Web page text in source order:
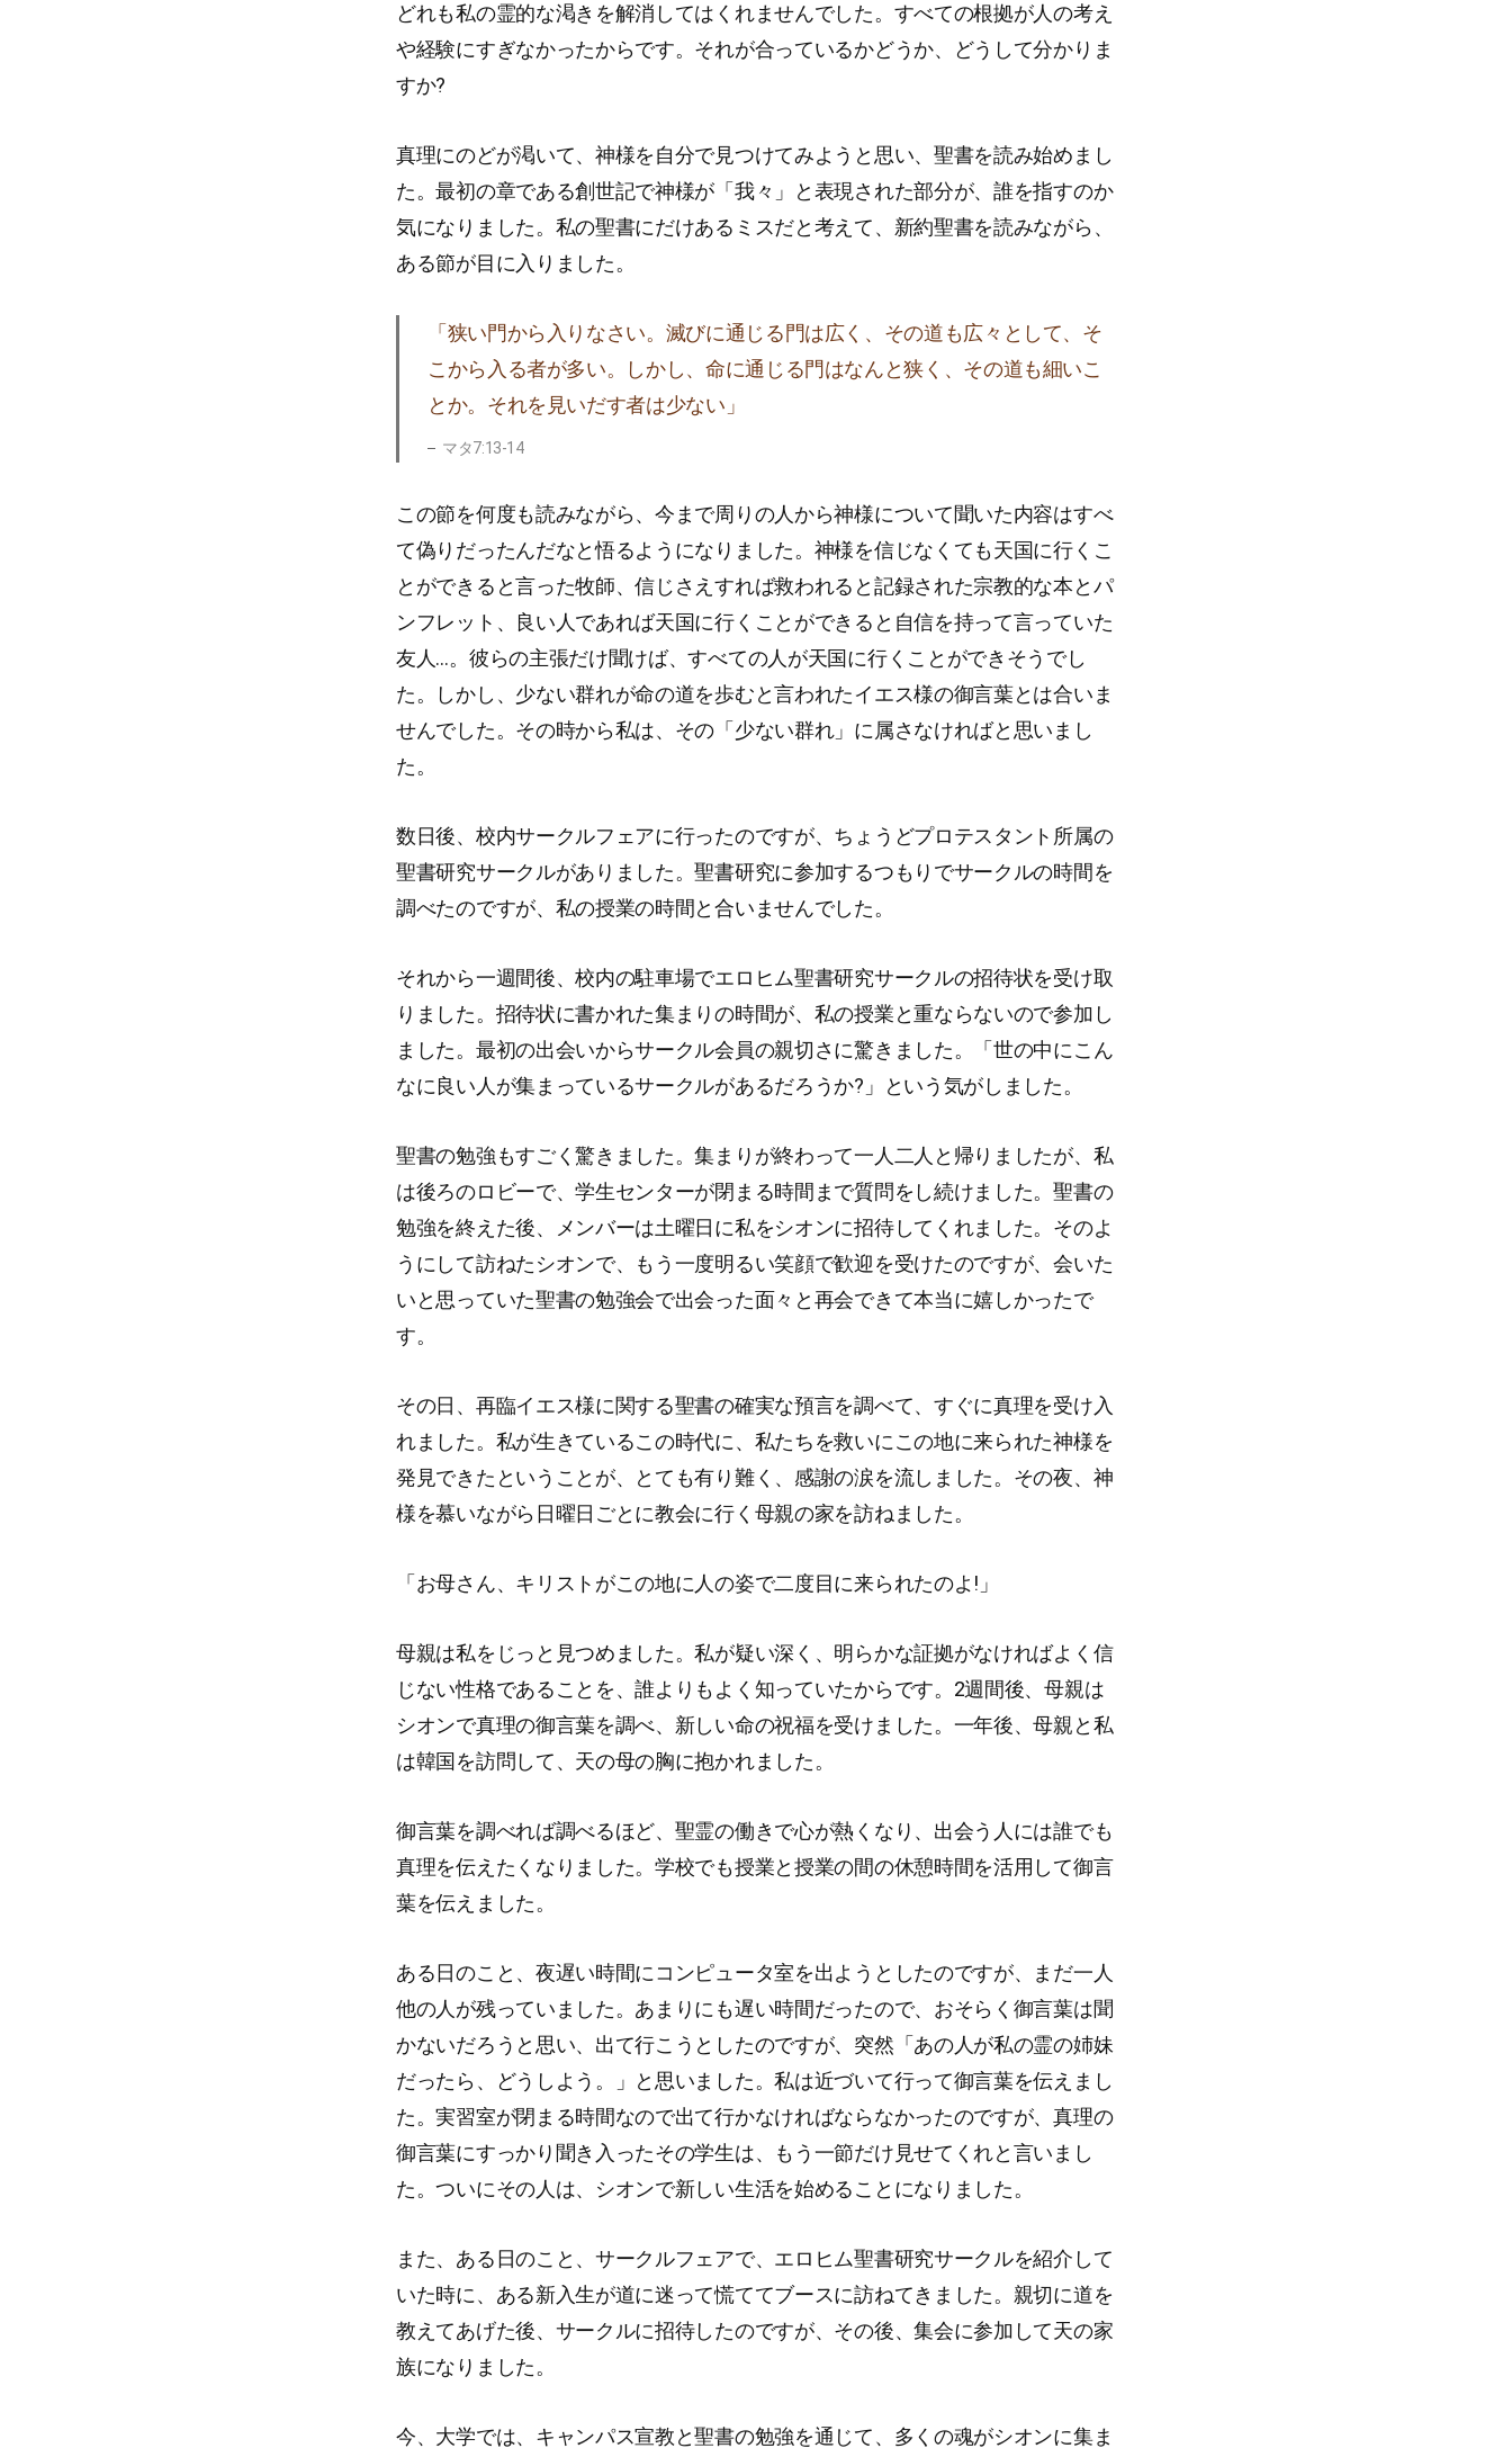
どれも私の霊的な渇きを解消してはくれませんでした。すべての根拠が人の考え
や経験にすぎなかったからです。それが合っているかどうか、どうして分かりま
すか?
真理にのどが渇いて、神様を自分で見つけてみようと思い、聖書を読み始めまし
た。最初の章である創世記で神様が「我々」と表現された部分が、誰を指すのか
気になりました。私の聖書にだけあるミスだと考えて、新約聖書を読みながら、
ある節が目に入りました。
「狭い門から入りなさい。滅びに通じる門は広く、その道も広々として、そ
こから入る者が多い。しかし、命に通じる門はなんと狭く、その道も細いこ
とか。それを見いだす者は少ない」
マタ7:13-14
この節を何度も読みながら、今まで周りの人から神様について聞いた内容はすべ
て偽りだったんだなと悟るようになりました。神様を信じなくても天国に行くこ
とができると言った牧師、信じさえすれば救われると記録された宗教的な本とパ
ンフレット、良い人であれば天国に行くことができると自信を持って言っていた
友人…。彼らの主張だけ聞けば、すべての人が天国に行くことができそうでし
た。しかし、少ない群れが命の道を歩むと言われたイエス様の御言葉とは合いま
せんでした。その時から私は、その「少ない群れ」に属さなければと思いまし
た。
数日後、校内サークルフェアに行ったのですが、ちょうどプロテスタント所属の
聖書研究サークルがありました。聖書研究に参加するつもりでサークルの時間を
調べたのですが、私の授業の時間と合いませんでした。
それから一週間後、校内の駐車場でエロヒム聖書研究サークルの招待状を受け取
りました。招待状に書かれた集まりの時間が、私の授業と重ならないので参加し
ました。最初の出会いからサークル会員の親切さに驚きました。「世の中にこん
なに良い人が集まっているサークルがあるだろうか?」という気がしました。
聖書の勉強もすごく驚きました。集まりが終わって一人二人と帰りましたが、私
は後ろのロビーで、学生センターが閉まる時間まで質問をし続けました。聖書の
勉強を終えた後、メンバーは土曜日に私をシオンに招待してくれました。そのよ
うにして訪ねたシオンで、もう一度明るい笑顔で歓迎を受けたのですが、会いた
いと思っていた聖書の勉強会で出会った面々と再会できて本当に嬉しかったで
す。
その日、再臨イエス様に関する聖書の確実な預言を調べて、すぐに真理を受け入
れました。私が生きているこの時代に、私たちを救いにこの地に来られた神様を
発見できたということが、とても有り難く、感謝の涙を流しました。その夜、神
様を慕いながら日曜日ごとに教会に行く母親の家を訪ねました。
「お母さん、キリストがこの地に人の姿で二度目に来られたのよ!」
母親は私をじっと見つめました。私が疑い深く、明らかな証拠がなければよく信
じない性格であることを、誰よりもよく知っていたからです。2週間後、母親は
シオンで真理の御言葉を調べ、新しい命の祝福を受けました。一年後、母親と私
は韓国を訪問して、天の母の胸に抱かれました。
御言葉を調べれば調べるほど、聖霊の働きで心が熱くなり、出会う人には誰でも
真理を伝えたくなりました。学校でも授業と授業の間の休憩時間を活用して御言
葉を伝えました。
ある日のこと、夜遅い時間にコンピュータ室を出ようとしたのですが、まだ一人
他の人が残っていました。あまりにも遅い時間だったので、おそらく御言葉は聞
かないだろうと思い、出て行こうとしたのですが、突然「あの人が私の霊の姉妹
だったら、どうしよう。」と思いました。私は近づいて行って御言葉を伝えまし
た。実習室が閉まる時間なので出て行かなければならなかったのですが、真理の
御言葉にすっかり聞き入ったその学生は、もう一節だけ見せてくれと言いまし
た。ついにその人は、シオンで新しい生活を始めることになりました。
また、ある日のこと、サークルフェアで、エロヒム聖書研究サークルを紹介して
いた時に、ある新入生が道に迷って慌ててブースに訪ねてきました。親切に道を
教えてあげた後、サークルに招待したのですが、その後、集会に参加して天の家
族になりました。
今、大学では、キャンパス宣教と聖書の勉強を通じて、多くの魂がシオンに集ま